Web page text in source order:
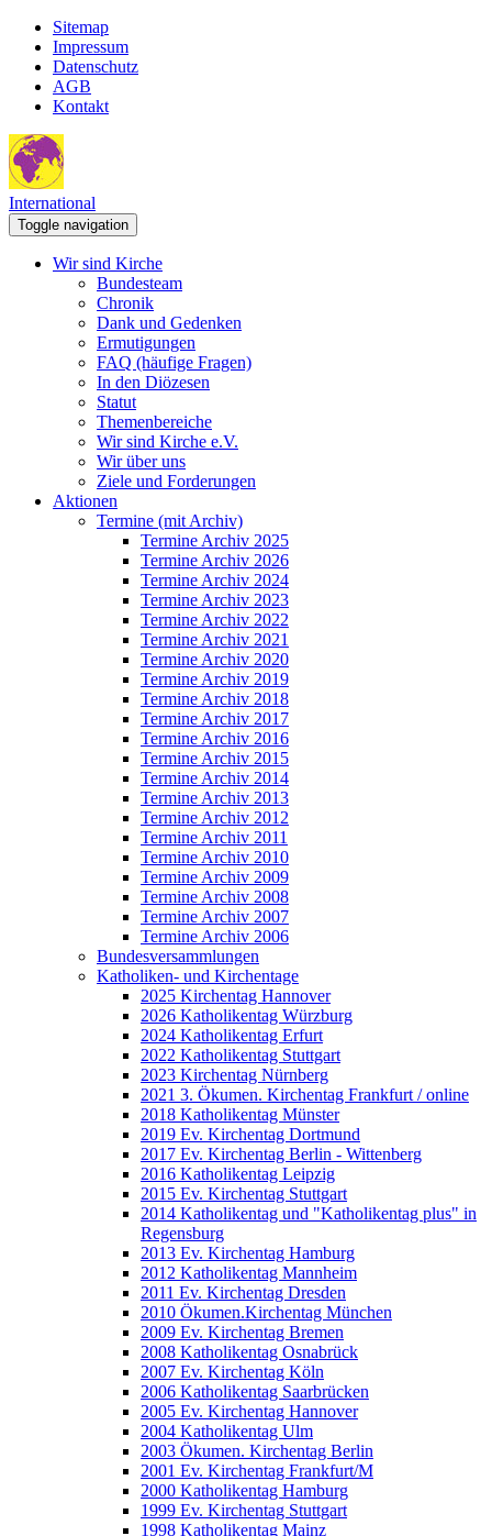
Sitemap
Impressum
Datenschutz
AGB
Kontakt
International
Toggle navigation
Wir sind Kirche
Bundesteam
Chronik
Dank und Gedenken
Ermutigungen
FAQ (häufige Fragen)
In den Diözesen
Statut
Themenbereiche
Wir sind Kirche e.V.
Wir über uns
Ziele und Forderungen
Aktionen
Termine (mit Archiv)
Termine Archiv 2025
Termine Archiv 2026
Termine Archiv 2024
Termine Archiv 2023
Termine Archiv 2022
Termine Archiv 2021
Termine Archiv 2020
Termine Archiv 2019
Termine Archiv 2018
Termine Archiv 2017
Termine Archiv 2016
Termine Archiv 2015
Termine Archiv 2014
Termine Archiv 2013
Termine Archiv 2012
Termine Archiv 2011
Termine Archiv 2010
Termine Archiv 2009
Termine Archiv 2008
Termine Archiv 2007
Termine Archiv 2006
Bundesversammlungen
Katholiken- und Kirchentage
2025 Kirchentag Hannover
2026 Katholikentag Würzburg
2024 Katholikentag Erfurt
2022 Katholikentag Stuttgart
2023 Kirchentag Nürnberg
2021 3. Ökumen. Kirchentag Frankfurt / online
2018 Katholikentag Münster
2019 Ev. Kirchentag Dortmund
2017 Ev. Kirchentag Berlin - Wittenberg
2016 Katholikentag Leipzig
2015 Ev. Kirchentag Stuttgart
2014 Katholikentag und "Katholikentag plus" in
Regensburg
2013 Ev. Kirchentag Hamburg
2012 Katholikentag Mannheim
2011 Ev. Kirchentag Dresden
2010 Ökumen.Kirchentag München
2009 Ev. Kirchentag Bremen
2008 Katholikentag Osnabrück
2007 Ev. Kirchentag Köln
2006 Katholikentag Saarbrücken
2005 Ev. Kirchentag Hannover
2004 Katholikentag Ulm
2003 Ökumen. Kirchentag Berlin
2001 Ev. Kirchentag Frankfurt/M
2000 Katholikentag Hamburg
1999 Ev. Kirchentag Stuttgart
1998 Katholikentag Mainz